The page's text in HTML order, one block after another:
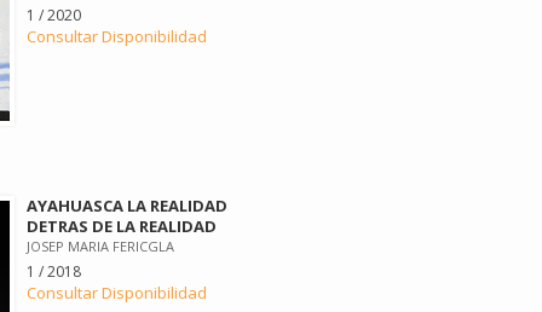
1 / 2020
Consultar Disponibilidad
AYAHUASCA LA REALIDAD
DETRAS DE LA REALIDAD
JOSEP MARIA FERICGLA
1 / 2018
Consultar Disponibilidad